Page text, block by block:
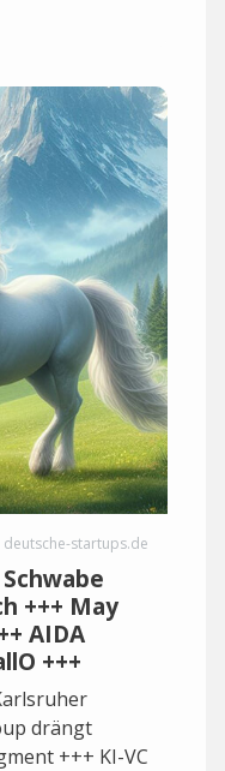
deutsche-startups.de
+++ May
AIDA
+++
drängt
+++ KI-VC